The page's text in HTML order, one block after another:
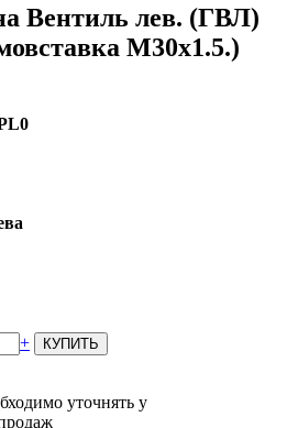
Вентиль лев. (ГВЛ)
М30х1.5.)
+
уточнять у